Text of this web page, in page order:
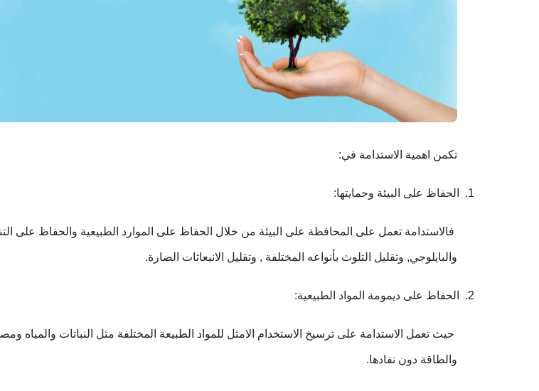
تكمن اهمية الاستدامة في:
1. الحفاظ على البيئة وحمايتها:
فالاستدامة تعمل على المحافظة على البيئة من خلال الحفاظ على الموارد الطبيعية والحفاظ على
والبايلوجي, وتقليل التلوث بأنواعه المختلفة , وتقليل الانبعاثات الضارة.
2. الحفاظ على ديمومة المواد الطبيعية:
حيث تعمل الاستدامة على ترسيخ الاستخدام الامثل للمواد الطبيعة المختلفة مثل النباتات والمياه
والطاقة دون نفادها.